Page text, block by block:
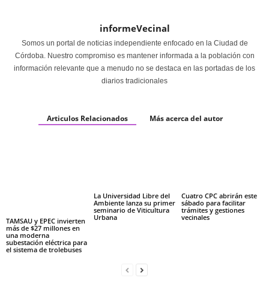
informeVecinal
Somos un portal de noticias independiente enfocado en la Ciudad de
Córdoba. Nuestro compromiso es mantener informada a la población con
información relevante que a menudo no se destaca en las portadas de los
diarios tradicionales
Articulos Relacionados Más acerca del autor
TAMSAU y EPEC invierten
más de $27 millones en
una moderna
subestación eléctrica para
el sistema de trolebuses
La Universidad Libre del
Ambiente lanza su primer
seminario de Viticultura
Urbana
Cuatro CPC abrirán este
sábado para facilitar
trámites y gestiones
vecinales